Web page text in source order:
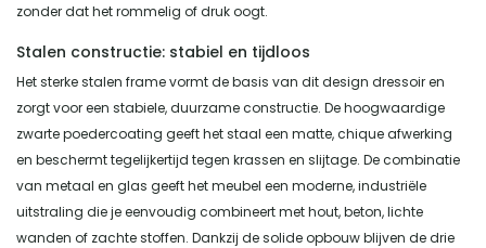
zonder dat het rommelig of druk oogt.
Stalen constructie: stabiel en tijdloos
Het sterke stalen frame vormt de basis van dit design dressoir en
zorgt voor een stabiele, duurzame constructie. De hoogwaardige
zwarte poedercoating geeft het staal een matte, chique afwerking
en beschermt tegelijkertijd tegen krassen en slijtage. De combinatie
van metaal en glas geeft het meubel een moderne, industriële
uitstraling die je eenvoudig combineert met hout, beton, lichte
wanden of zachte stoffen. Dankzij de solide opbouw blijven de drie